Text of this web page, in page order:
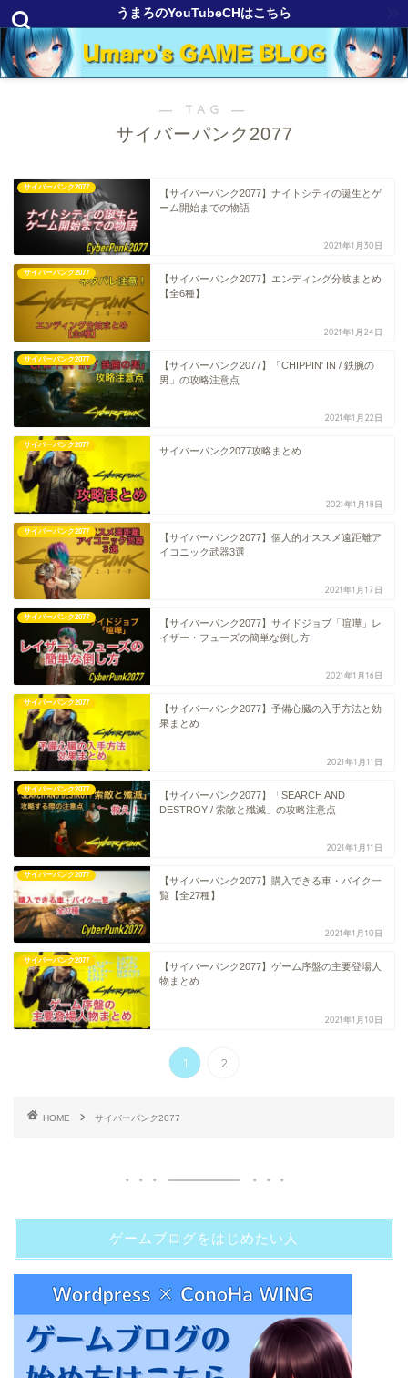
うまろのYouTubeCHはこちら
― TAG ―
サイバーパンク2077
サイバーパンク2077
【サイバーパンク2077】ナイトシティの誕生とゲ
ーム開始までの物語
2021年1月30日
サイバーパンク2077
【サイバーパンク2077】エンディング分岐まとめ
【全6種】
2021年1月24日
サイバーパンク2077
【サイバーパンク2077】「CHIPPIN' IN / 鉄腕の
男」の攻略注意点
2021年1月22日
サイバーパンク2077
サイバーパンク2077攻略まとめ
2021年1月18日
サイバーパンク2077
【サイバーパンク2077】個人的オススメ遠距離ア
イコニック武器3選
2021年1月17日
サイバーパンク2077
【サイバーパンク2077】サイドジョブ「喧嘩」レ
イザー・フューズの簡単な倒し方
2021年1月16日
サイバーパンク2077
【サイバーパンク2077】予備心臓の入手方法と効
果まとめ
2021年1月11日
サイバーパンク2077
【サイバーパンク2077】「SEARCH AND
DESTROY / 索敵と殲滅」の攻略注意点
2021年1月11日
サイバーパンク2077
【サイバーパンク2077】購入できる車・バイク一
覧【全27種】
2021年1月10日
サイバーパンク2077
【サイバーパンク2077】ゲーム序盤の主要登場人
物まとめ
2021年1月10日
1 2
HOME サイバーパンク2077
ゲームブログをはじめたい人